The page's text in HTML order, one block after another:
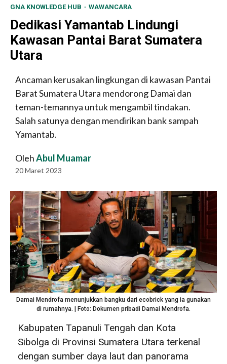
GNA KNOWLEDGE HUB WAWANCARA
Dedikasi Yamantab Lindungi
Kawasan Pantai Barat Sumatera
Utara
Ancaman kerusakan lingkungan di kawasan Pantai
Barat Sumatera Utara mendorong Damai dan
teman-temannya untuk mengambil tindakan.
Salah satunya dengan mendirikan bank sampah
Yamantab.
OlehAbul Muamar
20 Maret 2023
Damai Mendrofa menunjukkan bangku dari ecobrick yang ia gunakan
di rumahnya. | Foto: Dokumen pribadi Damai Mendrofa.
Kabupaten Tapanuli Tengah dan Kota
Sibolga di Provinsi Sumatera Utara terkenal
dengan sumber daya laut dan panorama